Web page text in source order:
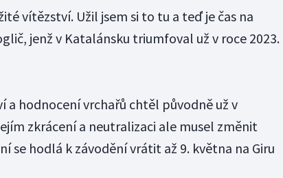
vítězství. Užil jsem si to tu a teď je čas na
jenž v Katalánsku triumfoval už v roce 2023.
a hodnocení vrchařů chtěl původně už v
zkrácení a neutralizaci ale musel změnit
se hodlá k závodění vrátit až 9. května na Giru